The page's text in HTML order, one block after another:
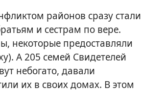
районов сразу стали
и сестрам по вере.
некоторые предоставляли
А 205 семей Свидетелей
небогато, давали
их в своих домах. В этом